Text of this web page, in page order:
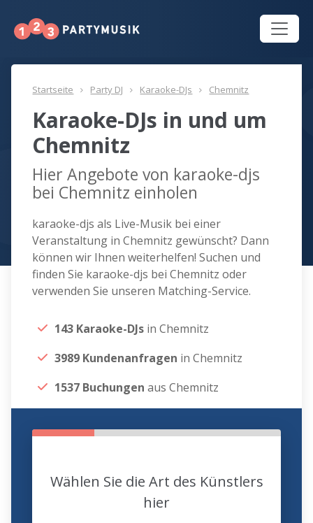
Startseite Party DJ Karaoke-DJs Chemnitz
Karaoke-DJs in und um
Chemnitz
Hier Angebote von karaoke-djs
bei Chemnitz einholen
karaoke-djs als Live-Musik bei einer
Veranstaltung in Chemnitz gewünscht? Dann
können wir Ihnen weiterhelfen! Suchen und
finden Sie karaoke-djs bei Chemnitz oder
verwenden Sie unseren Matching-Service.
143 Karaoke-DJs in Chemnitz
3989 Kundenanfragen in Chemnitz
1537 Buchungen aus Chemnitz
Wählen Sie die Art des Künstlers
hier